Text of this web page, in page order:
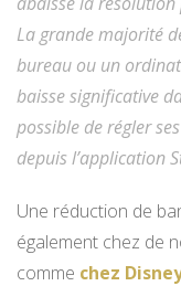
La grande majorité
bureau ou un
baisse significative
possible de régler
depuis l’application
Une réduction de
également chez de
comme chez